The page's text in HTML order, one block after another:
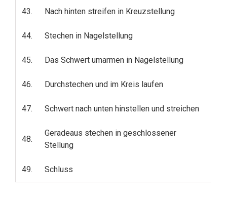
43. Nach hinten streifen in Kreuzstellung
44. Stechen in Nagelstellung
45. Das Schwert umarmen in Nagelstellung
46. Durchstechen und im Kreis laufen
47. Schwert nach unten hinstellen und streichen
48.
Geradeaus stechen in geschlossener
Stellung
49. Schluss